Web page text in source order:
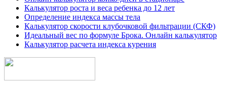
Калькулятор роста и веса ребенка до 12 лет
Определение индекса массы тела
Калькулятор скорости клубочковой фильтрации (СКФ)
Идеальный вес по формуле Брока. Онлайн калькулятор
Калькулятор расчета индекса курения